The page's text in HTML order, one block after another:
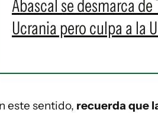
Abascal se desmarca
Ucrania pero culpa a la
este sentido, recuerda que